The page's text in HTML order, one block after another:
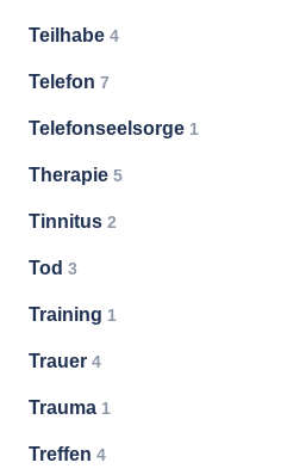
Teilhabe 4
Telefon 7
Telefonseelsorge 1
Therapie 5
Tinnitus 2
Tod 3
Training 1
Trauer 4
Trauma 1
Treffen 4